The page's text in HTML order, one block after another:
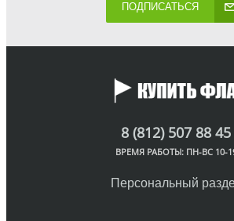
ПОДПИСАТЬСЯ
8 (812) 507 88 45
ВРЕМЯ РАБОТЫ: ПН-ВС 10-
Персональный